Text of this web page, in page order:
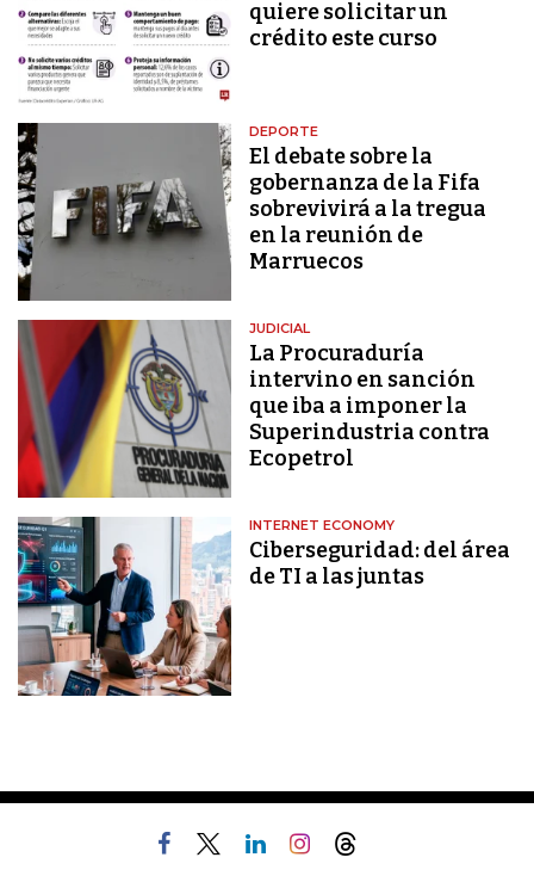
quiere solicitar un
crédito este curso
DEPORTE
El debate sobre la
gobernanza de la Fifa
sobrevivirá a la tregua
en la reunión de
Marruecos
JUDICIAL
La Procuraduría
intervino en sanción
que iba a imponer la
Superindustria contra
Ecopetrol
INTERNET ECONOMY
Ciberseguridad: del área
de TI a las juntas